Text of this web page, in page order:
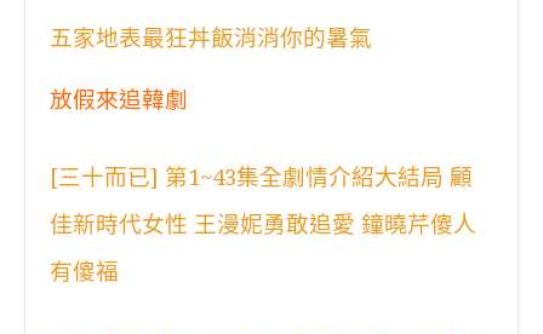
五家地表最狂丼飯消消你的暑氣
放假來追韓劇
[三十而已] 第1~43集全劇情介紹大結局 顧
佳新時代女性 王漫妮勇敢追愛 鐘曉芹傻人
有傻福